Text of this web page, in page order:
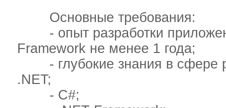
Основные требования:
- опыт разработки
Framework не менее 1 года;
- глубокие знания в сфере
.NET;
- C#;